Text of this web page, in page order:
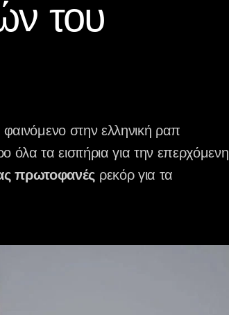
του
στην ελληνική ραπ
τα εισιτήρια για την επερχόμενη
πρωτοφανές ρεκόρ για τα